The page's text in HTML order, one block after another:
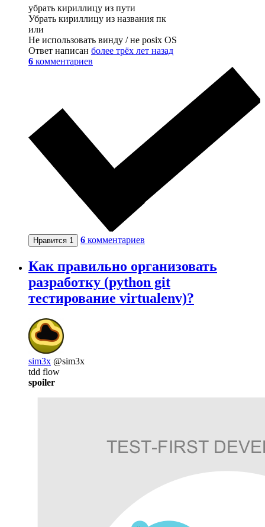
убрать кириллицу из пути
Убрать кириллицу из названия пк
или
Не использовать винду / не posix OS
Ответ написан более трёх лет назад
6 комментариев
Нравится 1 6 комментариев
Как правильно организовать
разработку (python git
тестирование virtualenv)?
sim3x @sim3x
tdd flow
spoiler